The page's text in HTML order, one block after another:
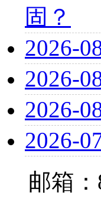
固？
2026-
2026-
2026-
2026-
邮箱：